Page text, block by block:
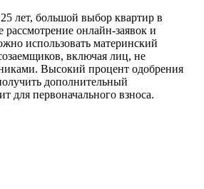
лет, большой выбор квартир в
рассмотрение онлайн-заявок и
использовать материнский
включая лиц, не
Высокий процент одобрения
дополнительный
для первоначального взноса.